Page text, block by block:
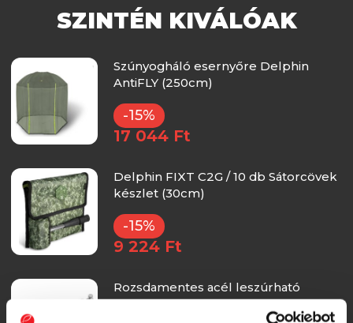
SZINTÉN KIVÁLÓAK
Szúnyogháló esernyőre Delphin
AntiFLY (250cm)
-15%
17 044 Ft
Delphin FIXT C2G / 10 db Sátorcövek
készlet (30cm)
-15%
9 224 Ft
Rozsdamentes acél leszúrható
napernyőtartó Delphin TRIB (3-Point)